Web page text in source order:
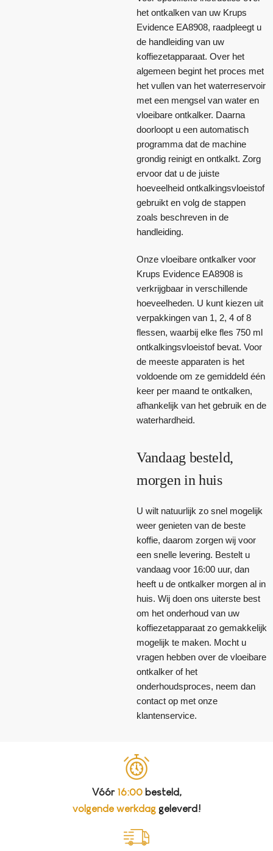
het ontkalken van uw Krups
Evidence EA8908, raadpleegt u
de handleiding van uw
koffiezetapparaat. Over het
algemeen begint het proces met
het vullen van het waterreservoir
met een mengsel van water en
vloeibare ontkalker. Daarna
doorloopt u een automatisch
programma dat de machine
grondig reinigt en ontkalkt. Zorg
ervoor dat u de juiste
hoeveelheid ontkalkingsvloeistof
gebruikt en volg de stappen
zoals beschreven in de
handleiding.
Onze vloeibare ontkalker voor
Krups Evidence EA8908 is
verkrijgbaar in verschillende
hoeveelheden. U kunt kiezen uit
verpakkingen van 1, 2, 4 of 8
flessen, waarbij elke fles 750 ml
ontkalkingsvloeistof bevat. Voor
de meeste apparaten is het
voldoende om ze gemiddeld één
keer per maand te ontkalken,
afhankelijk van het gebruik en de
waterhardheid.
Vandaag besteld,
morgen in huis
U wilt natuurlijk zo snel mogelijk
weer genieten van de beste
koffie, daarom zorgen wij voor
een snelle levering. Bestelt u
vandaag voor 16:00 uur, dan
heeft u de ontkalker morgen al in
huis. Wij doen ons uiterste best
om het onderhoud van uw
koffiezetapparaat zo gemakkelijk
mogelijk te maken. Mocht u
vragen hebben over de vloeibare
ontkalker of het
onderhoudsproces, neem dan
contact op met onze
klantenservice.
Vóór 16:00besteld,
volgende werkdag geleverd!